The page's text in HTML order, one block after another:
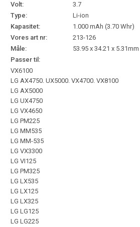
Volt:
3.7
Type:
Li-ion
Kapasitet:
1.000 mAh (3.70 Whr)
Vores art nr:
213-126
Måle:
53.95 x 34.21 x 5.31mm
Passer til:
VX6100
LG AX4750. UX5000. VX4700. VX8100
LG AX5000
LG UX4750
LG VX4650
LG PM225
LG MM535
LG MM-535
LG VX3300
LG VI125
LG PM325
LG LX535
LG LX125
LG LX325
LG LG125
LG LG225